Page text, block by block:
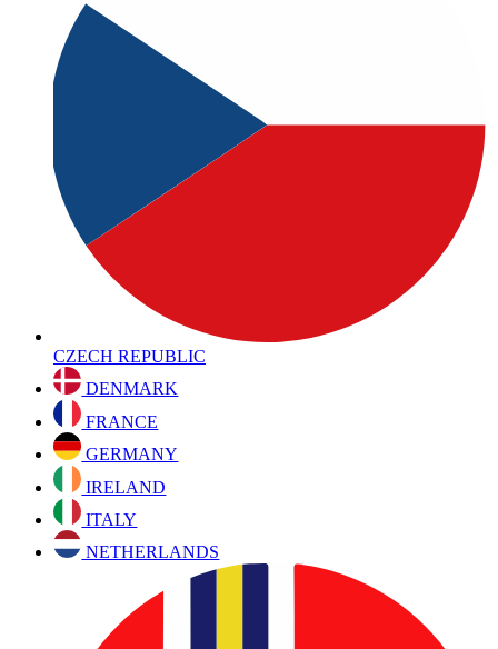
CZECH REPUBLIC
DENMARK
FRANCE
GERMANY
IRELAND
ITALY
NETHERLANDS